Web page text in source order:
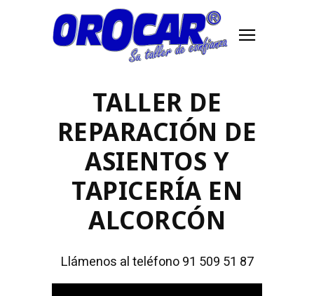
TALLER DE
REPARACIÓN DE
ASIENTOS Y
TAPICERÍA EN
ALCORCÓN
Llámenos al teléfono 91 509 51 87